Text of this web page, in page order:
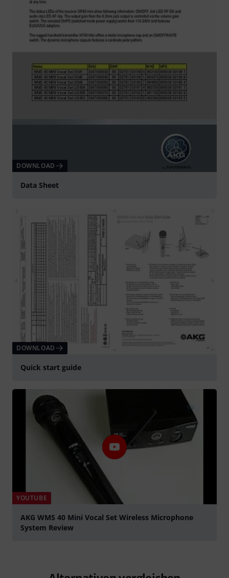
DOWNLOAD
Data Sheet
DOWNLOAD
Quick start guide
YOUTUBE
AKG WMS 40 Mini Vocal Set Wireless Microphone
System Review